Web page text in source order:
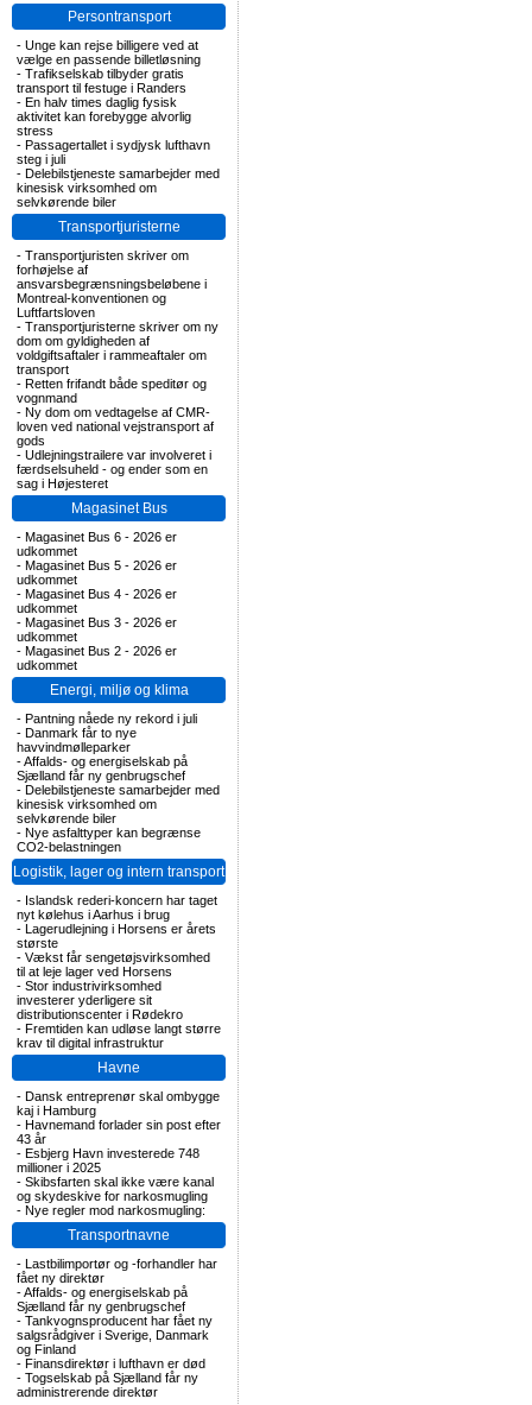
Persontransport
- Unge kan rejse billigere ved at
vælge en passende billetløsning
- Trafikselskab tilbyder gratis
transport til festuge i Randers
- En halv times daglig fysisk
aktivitet kan forebygge alvorlig
stress
- Passagertallet i sydjysk lufthavn
steg i juli
- Delebilstjeneste samarbejder med
kinesisk virksomhed om
selvkørende biler
Transportjuristerne
- Transportjuristen skriver om
forhøjelse af
ansvarsbegrænsningsbeløbene i
Montreal-konventionen og
Luftfartsloven
- Transportjuristerne skriver om ny
dom om gyldigheden af
voldgiftsaftaler i rammeaftaler om
transport
- Retten frifandt både speditør og
vognmand
- Ny dom om vedtagelse af CMR-
loven ved national vejstransport af
gods
- Udlejningstrailere var involveret i
færdselsuheld - og ender som en
sag i Højesteret
Magasinet Bus
- Magasinet Bus 6 - 2026 er
udkommet
- Magasinet Bus 5 - 2026 er
udkommet
- Magasinet Bus 4 - 2026 er
udkommet
- Magasinet Bus 3 - 2026 er
udkommet
- Magasinet Bus 2 - 2026 er
udkommet
Energi, miljø og klima
- Pantning nåede ny rekord i juli
- Danmark får to nye
havvindmølleparker
-Affalds- og energiselskab på
Sjælland får ny genbrugschef
- Delebilstjeneste samarbejder med
kinesisk virksomhed om
selvkørende biler
- Nye asfalttyper kan begrænse
CO2-belastningen
Logistik, lager og intern transport
- Islandsk rederi-koncern har taget
nyt kølehus i Aarhus i brug
- Lagerudlejning i Horsens er årets
største
- Vækst får sengetøjsvirksomhed
til at leje lager ved Horsens
- Stor industrivirksomhed
investerer yderligere sit
distributionscenter i Rødekro
- Fremtiden kan udløse langt større
krav til digital infrastruktur
Havne
- Dansk entreprenør skal ombygge
kaj i Hamburg
- Havnemand forlader sin post efter
43 år
- Esbjerg Havn investerede 748
millioner i 2025
- Skibsfarten skal ikke være kanal
og skydeskive for narkosmugling
- Nye regler mod narkosmugling:
Transportnavne
- Lastbilimportør og -forhandler har
fået ny direktør
-Affalds- og energiselskab på
Sjælland får ny genbrugschef
- Tankvognsproducent har fået ny
salgsrådgiver i Sverige, Danmark
og Finland
- Finansdirektør i lufthavn er død
- Togselskab på Sjælland får ny
administrerende direktør